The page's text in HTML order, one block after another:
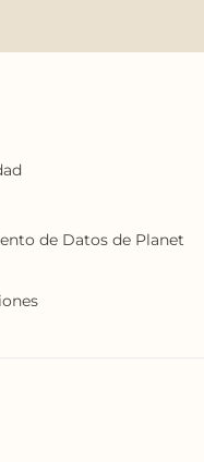
de Datos de Planet